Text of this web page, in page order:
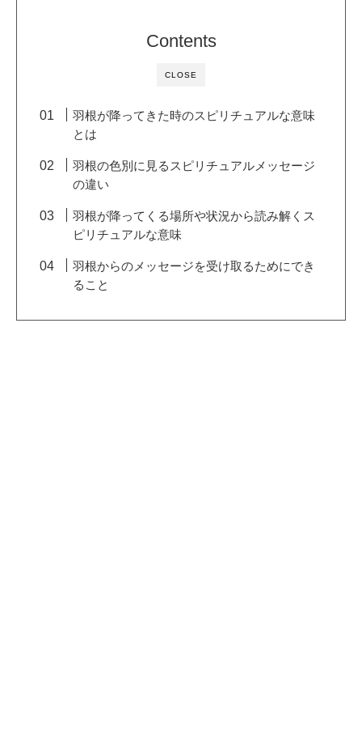
CLOSE
Contents
羽根が降ってきた時のスピリチュアルな意味
とは
羽根の色別に見るスピリチュアルメッセージ
の違い
羽根が降ってくる場所や状況から読み解くス
ピリチュアルな意味
羽根からのメッセージを受け取るためにでき
ること